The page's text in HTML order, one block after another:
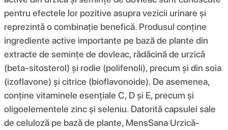
pentru efectele lor pozitive asupra vezicii urinare și
reprezintă o combinație benefică. Produsul conține
ingrediente active importante pe bază de plante din
extracte de semințe de dovleac, rădăcină de urzică
(beta-sitosterol) și rodie (polifenoli), precum și din soia
(izoflavone) și citrice (bioflavonoide). De asemenea,
conține vitaminele esențiale C, D și E, precum și
oligoelementele zinc și seleniu. Datorită capsulei sale
de celuloză pe bază de plante, MensSana Urzică-